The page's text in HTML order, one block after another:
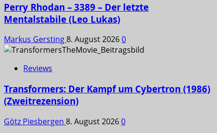
Perry Rhodan – 3389 – Der letzte
Mentalstabile (Leo Lukas)
Markus Gersting8. August 20260
Reviews
Transformers: Der Kampf um Cybertron (1986)
(Zweitrezension)
Götz Piesbergen 8. August 20260